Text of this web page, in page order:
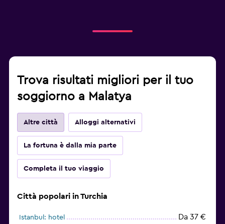
Trova risultati migliori per il tuo
soggiorno a Malatya
Altre città Alloggi alternativi
La fortuna è dalla mia parte
Completa il tuo viaggio
Città popolari in Turchia
Istanbul: hotel Da 37 €